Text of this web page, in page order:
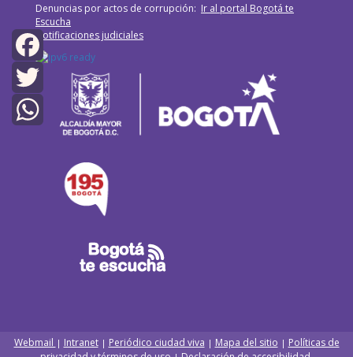
Facebook
Twitter
WhatsApp
Denuncias por actos de corrupción: Ir al portal Bogotá te
Escucha
Notificaciones judiciales
Webmail | Intranet| Periódico ciudad viva | Mapa del sitio | Políticas de